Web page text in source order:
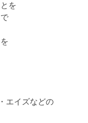
を
エイズなどの